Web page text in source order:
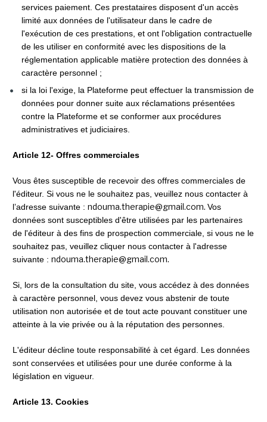
services paiement. Ces prestataires disposent d'un accès
limité aux données de l'utilisateur dans le cadre de
l'exécution de ces prestations, et ont l'obligation contractuelle
de les utiliser en conformité avec les dispositions de la
réglementation applicable matière protection des données à
caractère personnel ;
si la loi l'exige, la Plateforme peut effectuer la transmission de
données pour donner suite aux réclamations présentées
contre la Plateforme et se conformer aux procédures
administratives et judiciaires.
Article 12- Offres commerciales
Vous êtes susceptible de recevoir des offres commerciales de
l'éditeur. Si vous ne le souhaitez pas, veuillez nous contacter à
l’adresse suivante : ndouma.therapie@gmail.com. Vos
données sont susceptibles d'être utilisées par les partenaires
de l'éditeur à des fins de prospection commerciale, si vous ne le
souhaitez pas, veuillez cliquer nous contacter à l'adresse
suivante : ndouma.therapie@gmail.com.
Si, lors de la consultation du site, vous accédez à des données
à caractère personnel, vous devez vous abstenir de toute
utilisation non autorisée et de tout acte pouvant constituer une
atteinte à la vie privée ou à la réputation des personnes.
L'éditeur décline toute responsabilité à cet égard. Les données
sont conservées et utilisées pour une durée conforme à la
législation en vigueur.
Article 13. Cookies